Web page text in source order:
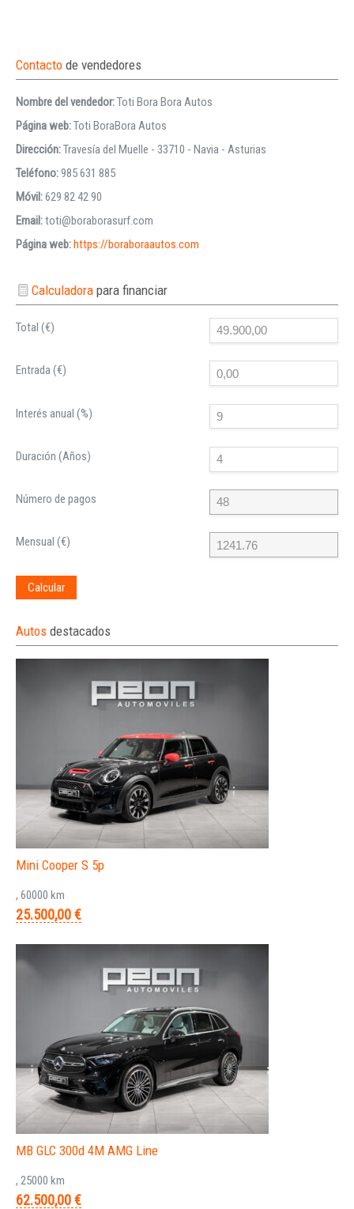
Contacto de vendedores
Nombre del vendedor:Toti Bora Bora Autos
Página web:Toti BoraBora Autos
Dirección:Travesía del Muelle - 33710 - Navia - Asturias
Teléfono:985 631 885
Móvil:629 82 42 90
Email:toti@boraborasurf.com
Página web:https://boraboraautos.com
Calculadorapara financiar
Total (€)
Entrada (€)
Interés anual (%)
Duración (Años)
Número de pagos
Mensual (€)
Calcular
Autos destacados
Mini Cooper S 5p
, 60000 km
25.500,00 €
MB GLC 300d 4M AMG Line
, 25000 km
62.500,00 €